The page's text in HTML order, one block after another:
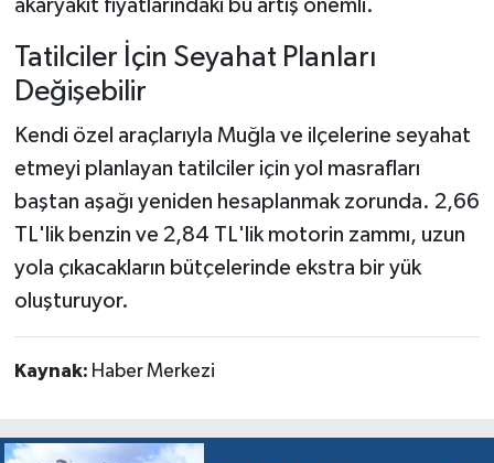
akaryakıt fiyatlarındaki bu artış önemli.
Tatilciler İçin Seyahat Planları
Değişebilir
Kendi özel araçlarıyla Muğla ve ilçelerine seyahat
etmeyi planlayan tatilciler için yol masrafları
baştan aşağı yeniden hesaplanmak zorunda. 2,66
TL'lik benzin ve 2,84 TL'lik motorin zammı, uzun
yola çıkacakların bütçelerinde ekstra bir yük
oluşturuyor.
Kaynak: Haber Merkezi